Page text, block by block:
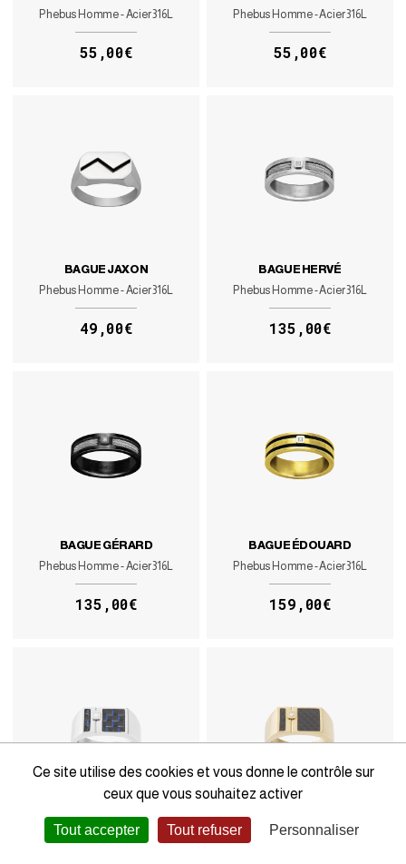
Phebus Homme - Acier 316L
55,00€
Phebus Homme - Acier 316L
55,00€
BAGUE JAXON
Phebus Homme - Acier 316L
49,00€
BAGUE HERVÉ
Phebus Homme - Acier 316L
135,00€
BAGUE GÉRARD
Phebus Homme - Acier 316L
135,00€
BAGUE ÉDOUARD
Phebus Homme - Acier 316L
159,00€
BAGUE RÉMI
Phebus Homme - Acier 316L
BAGUE QUENTIN
Phebus Homme - Acier 316L
Ce site utilise des cookies et vous donne le contrôle sur
ceux que vous souhaitez activer
Tout accepter Tout refuser Personnaliser